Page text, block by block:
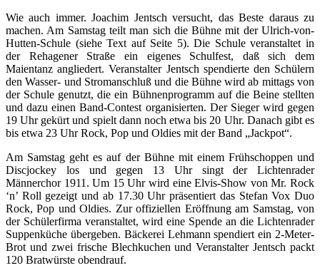
Wie auch immer. Joachim Jentsch versucht, das Beste daraus zu
machen. Am Samstag teilt man sich die Bühne mit der Ulrich-von-
Hutten-Schule (siehe Text auf Seite 5). Die Schule veranstaltet in
der Rehagener Straße ein eigenes Schulfest, daß sich dem
Maientanz angliedert. Veranstalter Jentsch spendierte den Schülern
den Wasser- und Stromanschluß und die Bühne wird ab mittags von
der Schule genutzt, die ein Bühnenprogramm auf die Beine stellten
und dazu einen Band-Contest organisierten. Der Sieger wird gegen
19 Uhr gekürt und spielt dann noch etwa bis 20 Uhr. Danach gibt es
bis etwa 23 Uhr Rock, Pop und Oldies mit der Band „Jackpot“.
Am Samstag geht es auf der Bühne mit einem Frühschoppen und
Discjockey los und gegen 13 Uhr singt der Lichtenrader
Männerchor 1911. Um 15 Uhr wird eine Elvis-Show von Mr. Rock
‘n’ Roll gezeigt und ab 17.30 Uhr präsentiert das Stefan Vox Duo
Rock, Pop und Oldies. Zur offiziellen Eröffnung am Samstag, von
der Schülerfirma veranstaltet, wird eine Spende an die Lichtenrader
Suppenküche übergeben. Bäckerei Lehmann spendiert ein 2-Meter-
Brot und zwei frische Blechkuchen und Veranstalter Jentsch packt
120 Bratwürste obendrauf.